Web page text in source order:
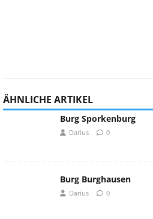
ÄHNLICHE ARTIKEL
Burg Sporkenburg
Darius 0
Burg Burghausen
Darius 0